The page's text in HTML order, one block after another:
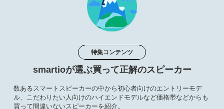
特集コンテンツ
smartioが選ぶ買って正解のスピーカー
数あるスマートスピーカーの中から初心者向けのエントリーモデ
ル、こだわりたい人向けのハイエンドモデルなど価格帯などからも
買って間違いないスピーカーを紹介。